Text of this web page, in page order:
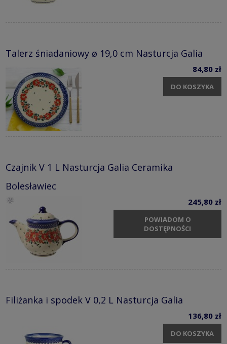
Talerz śniadaniowy ø 19,0 cm Nasturcja Galia
84,80 zł
DO KOSZYKA
Czajnik V 1 L Nasturcja Galia Ceramika
Bolesławiec
245,80 zł
POWIADOM O
DOSTĘPNOŚCI
Filiżanka i spodek V 0,2 L Nasturcja Galia
136,80 zł
DO KOSZYKA